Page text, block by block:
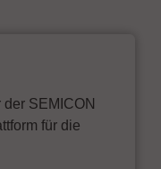
SEMICON
für die